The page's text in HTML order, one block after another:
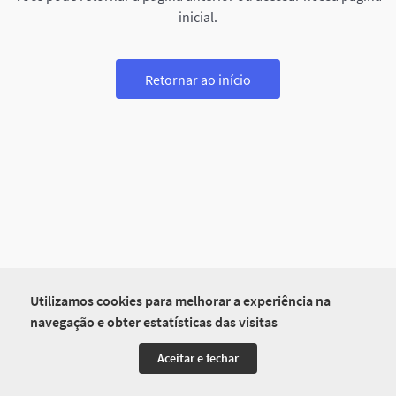
Utilizamos cookies para melhorar a experiência na
navegação e obter estatísticas das visitas
Aceitar e fechar
inicial.
Retornar ao início